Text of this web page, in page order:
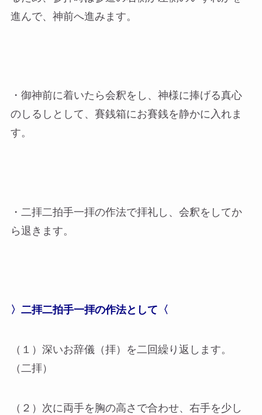
進んで、神前へ進みます。
・御神前に着いたら会釈をし、神様に捧げる真心
のしるしとして、賽銭箱にお賽銭を静かに入れま
す。
・二拝二拍手一拝の作法で拝礼し、会釈をしてか
ら退きます。
〉二拝二拍手一拝の作法として〈
（１）深いお辞儀（拝）を二回繰り返します。
（二拝）
（２）次に両手を胸の高さで合わせ、右手を少し